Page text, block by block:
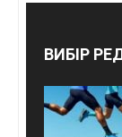
ВИБІР